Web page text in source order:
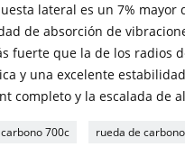
lateral es un 7% mayor
de absorción de
fuerte que la de los radios
y una excelente
completo y la escalada de
700c rueda de carbono